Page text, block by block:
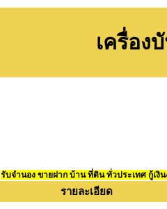
เครื่อง
รับจำนอง ขายฝาก บ้าน ที่ดิน ทั่วประเทศ กู้เงิ
รายละเอียด